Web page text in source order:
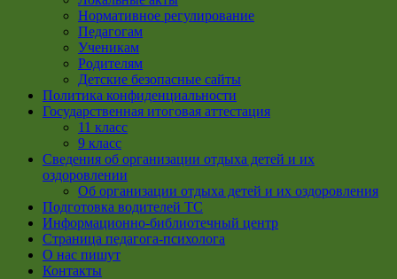
Нормативное регулирование
Педагогам
Ученикам
Родителям
Детские безопасные сайты
Политика конфиденциальности
Государственная итоговая аттестация
11 класс
9 класс
Сведения об организации отдыха детей и их
оздоровлении
Об организации отдыха детей и их оздоровления
Подготовка водителей ТС
Информационно-библиотечный центр
Страница педагога-психолога
О нас пишут
Контакты